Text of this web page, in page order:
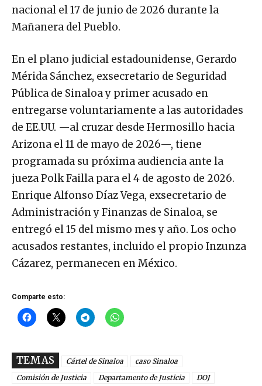
nacional el 17 de junio de 2026 durante la
Mañanera del Pueblo.
En el plano judicial estadounidense, Gerardo
Mérida Sánchez, exsecretario de Seguridad
Pública de Sinaloa y primer acusado en
entregarse voluntariamente a las autoridades
de EE.UU. —al cruzar desde Hermosillo hacia
Arizona el 11 de mayo de 2026—, tiene
programada su próxima audiencia ante la
jueza Polk Failla para el 4 de agosto de 2026.
Enrique Alfonso Díaz Vega, exsecretario de
Administración y Finanzas de Sinaloa, se
entregó el 15 del mismo mes y año. Los ocho
acusados restantes, incluido el propio Inzunza
Cázarez, permanecen en México.
Comparte esto:
TEMAS Cártel de Sinaloa
caso Sinaloa
Comisión de Justicia
Departamento de Justicia
DOJ